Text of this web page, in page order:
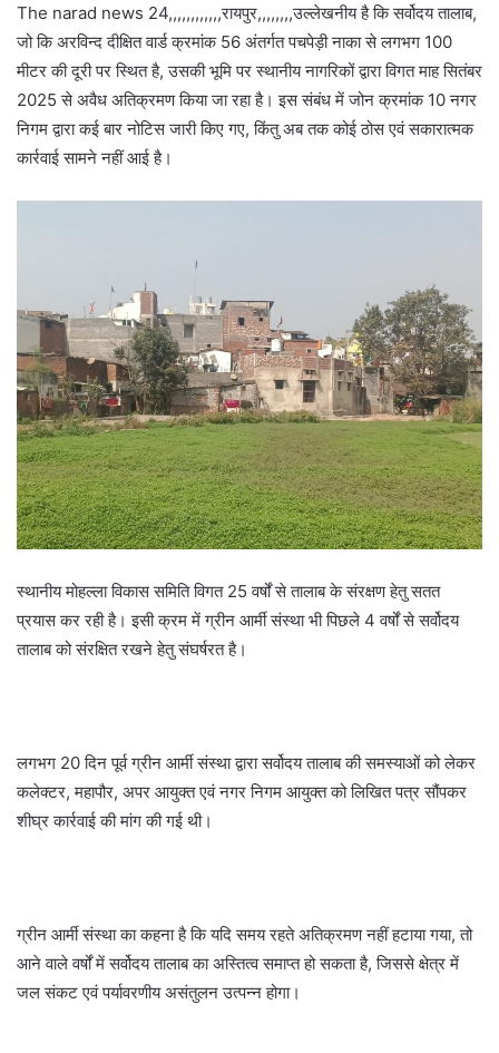
The narad news 24,,,,,,,,,,,,रायपुर,,,,,,,,उल्लेखनीय है कि सर्वोदय तालाब,
जो कि अरविन्द दीक्षित वार्ड क्रमांक 56 अंतर्गत पचपेड़ी नाका से लगभग 100
मीटर की दूरी पर स्थित है, उसकी भूमि पर स्थानीय नागरिकों द्वारा विगत माह सितंबर
2025 से अवैध अतिक्रमण किया जा रहा है। इस संबंध में जोन क्रमांक 10 नगर
निगम द्वारा कई बार नोटिस जारी किए गए, किंतु अब तक कोई ठोस एवं सकारात्मक
कार्रवाई सामने नहीं आई है।
स्थानीय मोहल्ला विकास समिति विगत 25 वर्षों से तालाब के संरक्षण हेतु सतत
प्रयास कर रही है। इसी क्रम में ग्रीन आर्मी संस्था भी पिछले 4 वर्षों से सर्वोदय
तालाब को संरक्षित रखने हेतु संघर्षरत है।
लगभग 20 दिन पूर्व ग्रीन आर्मी संस्था द्वारा सर्वोदय तालाब की समस्याओं को लेकर
कलेक्टर, महापौर, अपर आयुक्त एवं नगर निगम आयुक्त को लिखित पत्र सौंपकर
शीघ्र कार्रवाई की मांग की गई थी।
ग्रीन आर्मी संस्था का कहना है कि यदि समय रहते अतिक्रमण नहीं हटाया गया, तो
आने वाले वर्षों में सर्वोदय तालाब का अस्तित्व समाप्त हो सकता है, जिससे क्षेत्र में
जल संकट एवं पर्यावरणीय असंतुलन उत्पन्न होगा।